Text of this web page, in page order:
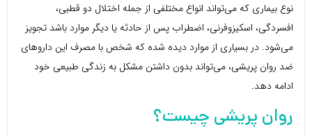
نوع بیماری که می‌تواند انواع مختلفی از جمله اختلال دو قطبی،
افسردگی، اسکیزوفرنی، اضطراب پس از حادثه یا دیگر موارد باشد تجویز
می‌شود. در بسیاری از موارد دیده شده که شخص با مصرف این داروهای
ضد روان پریشی، می‌تواند بدون داشتن مشکل به زندگی طبیعی خود
ادامه دهد.
روان پریشی چیست؟